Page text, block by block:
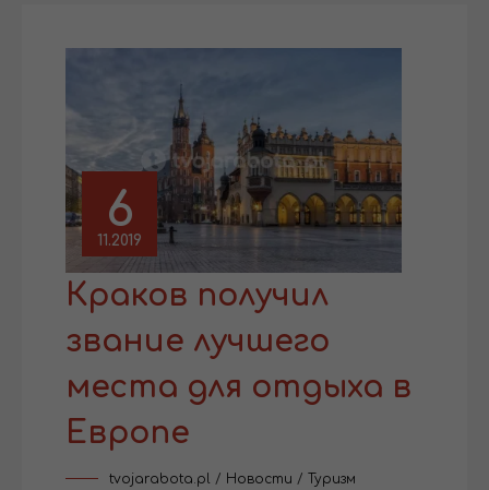
6
11.2019
Краков получил
звание лучшего
места для отдыха в
Европе
tvojarabota.pl / Новости / Туризм